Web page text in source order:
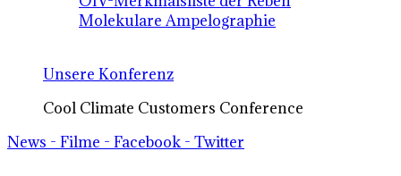
Molekulare Ampelographie
Unsere Konferenz
Cool Climate Customers Conference
News - Filme - Facebook - Twitter